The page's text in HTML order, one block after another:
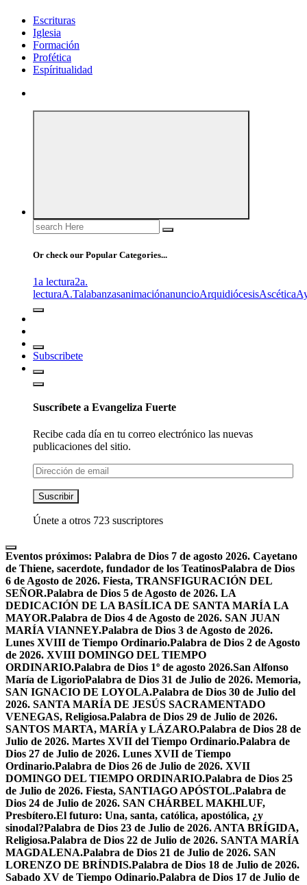
Escrituras
Iglesia
Formación
Profética
Espíritualidad
Search
for:
Or check our Popular Categories...
1a lectura2a.
lecturaA.TalabanzasanimaciónanuncioArquidiócesisAscética
Subscribete
Suscríbete a Evangeliza Fuerte
Recibe cada día en tu correo electrónico las nuevas
publicaciones del sitio.
Dirección
de
email
Suscribir
Únete a otros 723 suscriptores
Eventos próximos: Palabra de Dios 7 de agosto 2026. Cayetano
de Thiene, sacerdote, fundador de los TeatinosPalabra de Dios
6 de Agosto de 2026. Fiesta, TRANSFIGURACIÓN DEL
SEÑOR.Palabra de Dios 5 de Agosto de 2026. LA
DEDICACIÓN DE LA BASÍLICA DE SANTA MARÍA LA
MAYOR.Palabra de Dios 4 de Agosto de 2026. SAN JUAN
MARÍA VIANNEY.Palabra de Dios 3 de Agosto de 2026.
Lunes XVIII de Tiempo Ordinario.Palabra de Dios 2 de Agosto
de 2026. XVIII DOMINGO DEL TIEMPO
ORDINARIO.Palabra de Dios 1º de agosto 2026.San Alfonso
María de LigorioPalabra de Dios 31 de Julio de 2026. Memoria,
SAN IGNACIO DE LOYOLA.Palabra de Dios 30 de Julio del
2026. SANTA MARÍA DE JESÚS SACRAMENTADO
VENEGAS, Religiosa.Palabra de Dios 29 de Julio de 2026.
SANTOS MARTA, MARÍA y LÁZARO.Palabra de Dios 28 de
Julio de 2026. Martes XVII del Tiempo Ordinario.Palabra de
Dios 27 de Julio de 2026. Lunes XVII de Tiempo
Ordinario.Palabra de Dios 26 de Julio de 2026. XVII
DOMINGO DEL TIEMPO ORDINARIO.Palabra de Dios 25
de Julio de 2026. Fiesta, SANTIAGO APÓSTOL.Palabra de
Dios 24 de Julio de 2026. SAN CHÁRBEL MAKHLUF,
Presbítero.El futuro: Una, santa, católica, apostólica, ¿y
sinodal?Palabra de Dios 23 de Julio de 2026. ANTA BRÍGIDA,
Religiosa.Palabra de Dios 22 de Julio de 2026. SANTA MARÍA
MAGDALENA.Palabra de Dios 21 de Julio de 2026. SAN
LORENZO DE BRÍNDIS.Palabra de Dios 18 de Julio de 2026.
Sabado XV de Tiempo Odinario.Palabra de Dios 17 de Julio de